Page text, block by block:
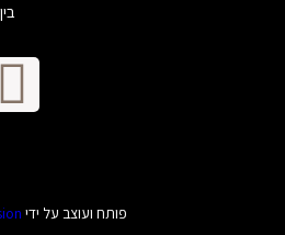
בין השעות 20:00-10:00
פותח ועוצב על ידיMoreVision